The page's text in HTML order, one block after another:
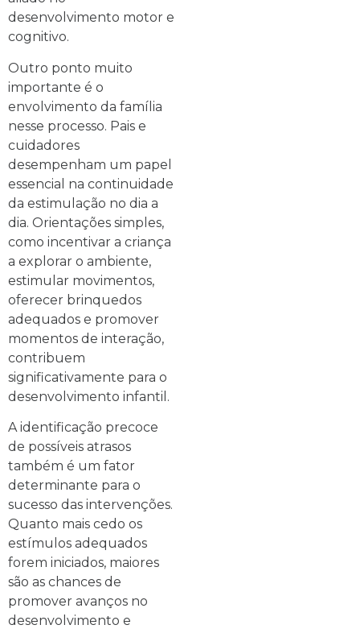
desenvolvimento motor e
cognitivo.
Outro ponto muito
importante é o
envolvimento da família
nesse processo. Pais e
cuidadores
desempenham um papel
essencial na continuidade
da estimulação no dia a
dia. Orientações simples,
como incentivar a criança
a explorar o ambiente,
estimular movimentos,
oferecer brinquedos
adequados e promover
momentos de interação,
contribuem
significativamente para o
desenvolvimento infantil.
A identificação precoce
de possíveis atrasos
também é um fator
determinante para o
sucesso das intervenções.
Quanto mais cedo os
estímulos adequados
forem iniciados, maiores
são as chances de
promover avanços no
desenvolvimento e